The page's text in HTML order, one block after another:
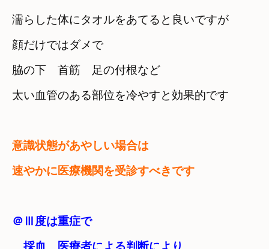
濡らした体にタオルをあてると良いですが
顔だけではダメで
脇の下　首筋　足の付根など
太い血管のある部位を冷やすと効果的です
意識状態があやしい場合は
速やかに医療機関を受診すべきです
＠Ⅲ度は重症で